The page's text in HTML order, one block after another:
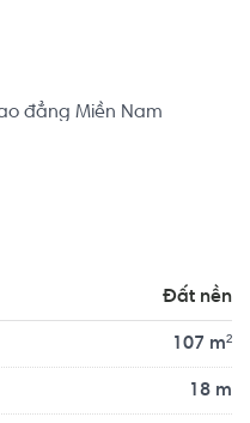
đẳng Miền Nam
tiện ích về y tế, giáo
Đất nền
107 m²
18 m